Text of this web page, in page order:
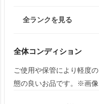
全ランクを見る
全体コンディション
ご使用や保管により軽度
態の良いお品です。※画